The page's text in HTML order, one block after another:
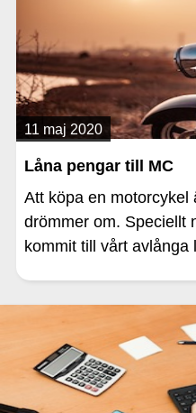
11 maj 2020
Låna pengar till MC
Att köpa en motorcykel
drömmer om. Speciellt
kommit till vårt avlånga